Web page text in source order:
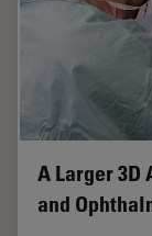
A Larger 3D
and